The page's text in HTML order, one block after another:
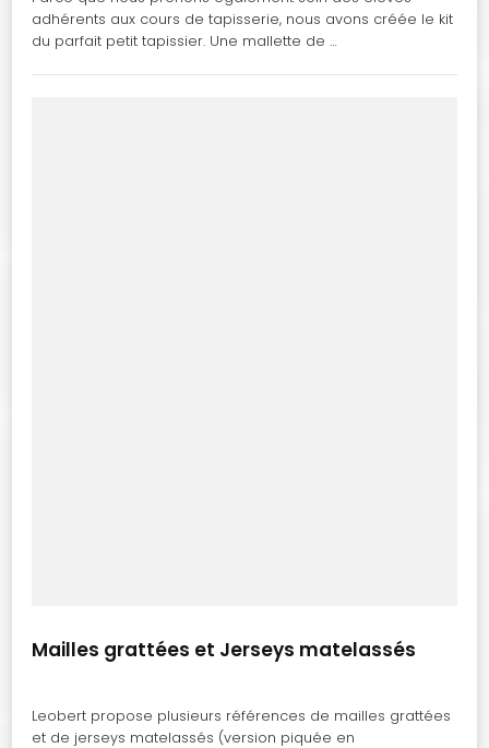
adhérents aux cours de tapisserie, nous avons créée le kit
du parfait petit tapissier. Une mallette de …
Mailles grattées et Jerseys matelassés
Leobert propose plusieurs références de mailles grattées
et de jerseys matelassés (version piquée en